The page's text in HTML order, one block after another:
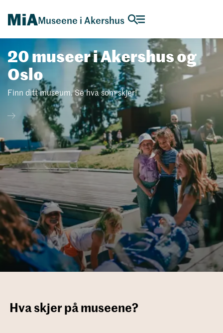
Museene i Akershus
20 mu­se­er i Akers­hus og
Oslo
Finn ditt museum. Se hva som skjer!
Hva skjer på museene?